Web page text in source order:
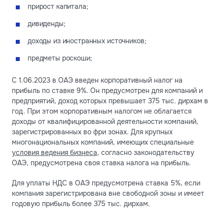
прирост капитала;
дивиденды;
доходы из иностранных источников;
предметы роскоши;
С 1.06.2023 в ОАЭ введен корпоративный налог на
прибыль по ставке 9%. Он предусмотрен для компаний и
предприятий, доход которых превышает 375 тыс. дирхам в
год. При этом корпоративным налогом не облагается
доходы от квалифицированной деятельности компаний,
зарегистрированных во фри зонах. Для крупных
многонациональных компаний, имеющих специальные
условия ведения бизнеса, согласно законодательству
ОАЭ, предусмотрена своя ставка налога на прибыль.
Для уплаты НДС в ОАЭ предусмотрена ставка 5%, если
компания зарегистрирована вне свободной зоны и имеет
годовую прибыль более 375 тыс. дирхам.